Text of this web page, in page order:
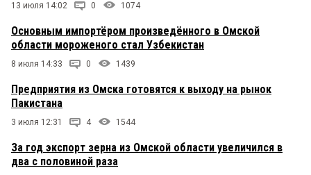
13 июля 14:02 0 1074
Основным импортёром произведённого в Омской
области мороженого стал Узбекистан
8 июля 14:33 0 1439
Предприятия из Омска готовятся к выходу на рынок
Пакистана
3 июля 12:31 4 1544
За год экспорт зерна из Омской области увеличился в
два с половиной раза